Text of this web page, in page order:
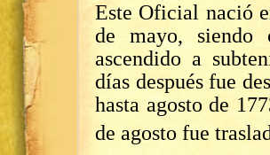
Este Oficial nació
de mayo, siendo
ascendido a
días después fue
hasta agosto de
de agosto fue